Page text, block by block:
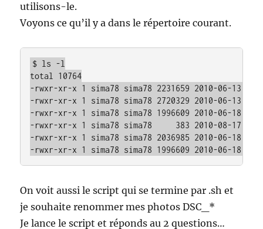
utilisons-le.
Voyons ce qu’il y a dans le répertoire courant.
$ ls -l
total 10764
-rwxr-xr-x 1 sima78 sima78 2231659 2010-06-13
-rwxr-xr-x 1 sima78 sima78 2720329 2010-06-13
-rwxr-xr-x 1 sima78 sima78 1996609 2010-06-18
-rwxr-xr-x 1 sima78 sima78     383 2010-08-17
-rwxr-xr-x 1 sima78 sima78 2036985 2010-06-18
-rwxr-xr-x 1 sima78 sima78 1996609 2010-06-18
On voit aussi le script qui se termine par .sh et
je souhaite renommer mes photos DSC_*
Je lance le script et réponds au 2 questions…